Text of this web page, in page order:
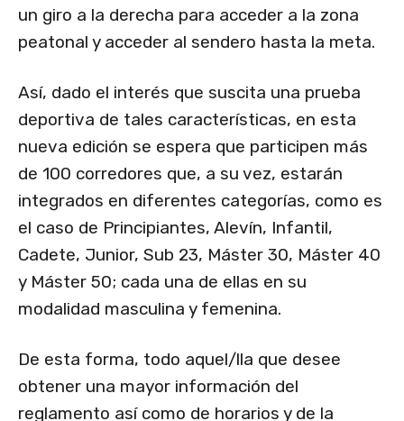
un giro a la derecha para acceder a la zona
peatonal y acceder al sendero hasta la meta.
Así, dado el interés que suscita una prueba
deportiva de tales características, en esta
nueva edición se espera que participen más
de 100 corredores que, a su vez, estarán
integrados en diferentes categorías, como es
el caso de Principiantes, Alevín, Infantil,
Cadete, Junior, Sub 23, Máster 30, Máster 40
y Máster 50; cada una de ellas en su
modalidad masculina y femenina.
De esta forma, todo aquel/lla que desee
obtener una mayor información del
reglamento así como de horarios y de la